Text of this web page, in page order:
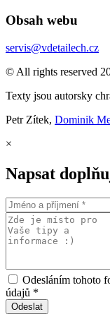
Obsah webu
servis@vdetailech.cz
© All rights reserved
Texty jsou autorsky
Petr Zítek, Dominik
×
Napsat
Odesláním tohoto
údajů *